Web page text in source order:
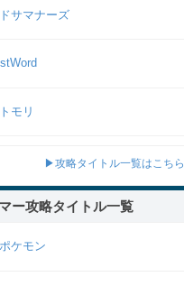
サマナーズ
モリ
▶攻略タイトル一覧はこちら
ー攻略タイトル一覧
ケモン